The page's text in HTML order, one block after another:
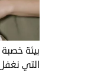
بيئة خصبة
التي